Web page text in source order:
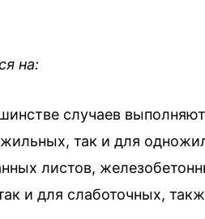
на:
случаев
так и для
листов,
и для слаботочных,